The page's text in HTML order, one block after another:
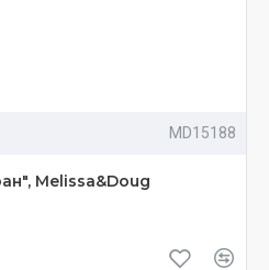
MD15188
Melissa&Doug